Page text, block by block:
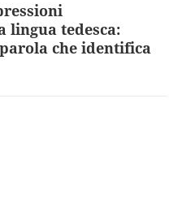
lingua tedesca:
che identifica